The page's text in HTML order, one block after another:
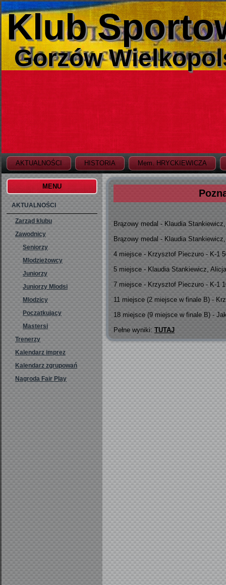
Klub
Gorzów
AKTUALNOŚCI HISTORIA Mem. HRYCKIEWICZA
MENU
AKTUALNOŚCI
Zarząd klubu
Zawodnicy
Seniorzy
Mlodzieżowcy
Juniorzy
Juniorzy Mlodsi
Mlodzicy
Poczatkujacy
Mastersi
Trenerzy
Kalendarz imprez
Kalendarz zgrupowań
Nagroda Fair Play
Brązowy medal - Klaudia
Brązowy medal - Klaudia
4 miejsce - Krzysztof Pieczuro - K-1
5 miejsce - Klaudia Stankiewicz,
7 miejsce - Krzysztof Pieczuro - K-1
11 miejsce (2 miejsce w finale B) -
18 miejsce (9 miejsce w finale B) -
Pełne wyniki: TUTAJ